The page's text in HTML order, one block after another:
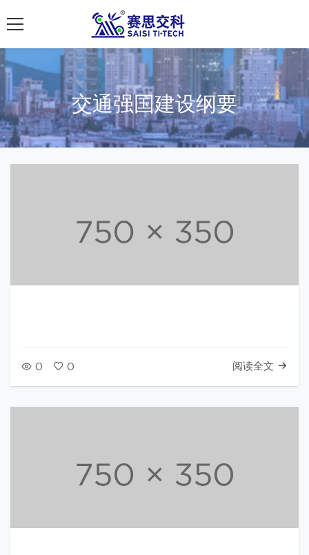
交通强国建设纲要
0 0 阅读全文